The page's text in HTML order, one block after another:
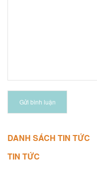
Gửi bình luận
DANH SÁCH TIN TỨC
TIN TỨC